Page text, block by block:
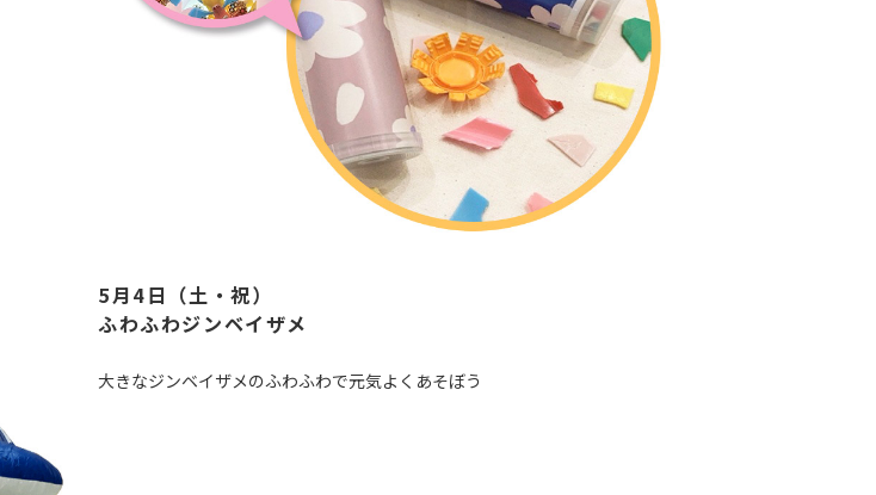
5月4日（土・祝）
ふわふわジンベイザメ
大きなジンベイザメのふわふわで元気よくあそぼう